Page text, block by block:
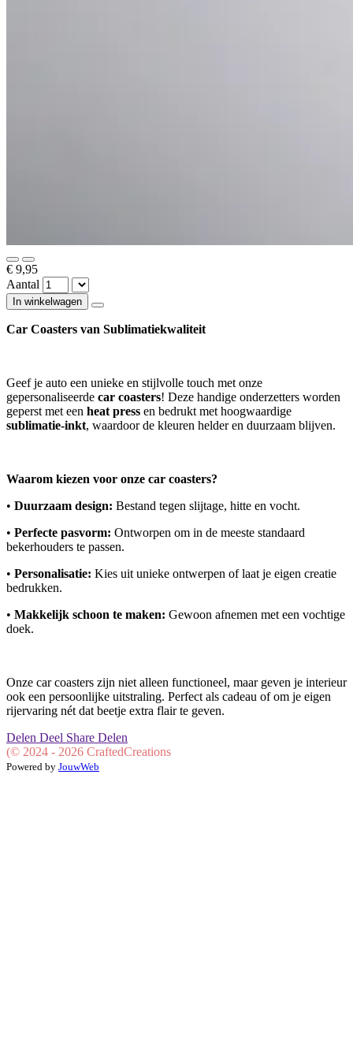
€ 9,95
Aantal
In winkelwagen
Car Coasters van Sublimatiekwaliteit
Geef je auto een unieke en stijlvolle touch met onze
gepersonaliseerde car coasters! Deze handige onderzetters worden
geperst met een heat press en bedrukt met hoogwaardige
sublimatie-inkt, waardoor de kleuren helder en duurzaam blijven.
Waarom kiezen voor onze car coasters?
• Duurzaam design: Bestand tegen slijtage, hitte en vocht.
• Perfecte pasvorm: Ontworpen om in de meeste standaard
bekerhouders te passen.
• Personalisatie: Kies uit unieke ontwerpen of laat je eigen creatie
bedrukken.
• Makkelijk schoon te maken: Gewoon afnemen met een vochtige
doek.
Onze car coasters zijn niet alleen functioneel, maar geven je interieur
ook een persoonlijke uitstraling. Perfect als cadeau of om je eigen
rijervaring nét dat beetje extra flair te geven.
Delen Deel Share Delen
(© 2024 - 2026 CraftedCreations
Powered by JouwWeb